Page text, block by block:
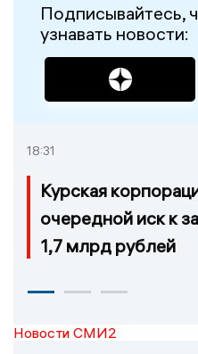
Подписывайтесь,
узнавать новости:
18:31
Курская
очередной иск к
1,7 млрд рублей
Новости СМИ2